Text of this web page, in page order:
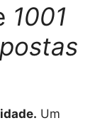
1001
Um